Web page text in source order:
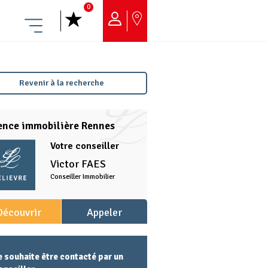
0
Revenir à la recherche
immobilière Rennes
Votre conseiller
Victor FAES
Conseiller Immobilier
l'agence
Appeler
l'agence
souhaite être contacté par un